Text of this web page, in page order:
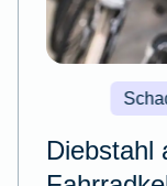
Diebstahl